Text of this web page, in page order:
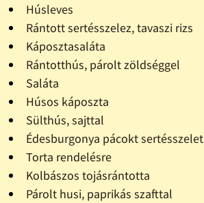
Húsleves
Rántott sertésszelez, tavaszi rizs
Káposztasaláta
Rántotthús, párolt zöldséggel
Saláta
Húsos káposzta
Sülthús, sajttal
Édesburgonya pácokt sertésszelet
Torta rendelésre
Kolbászos tojásrántotta
Párolt husi, paprikás szafttal